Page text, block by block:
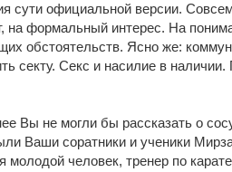
сути официальной версии.
на формальный интерес. На
обстоятельств. Ясно же:
секту. Секс и насилие в
Вы не могли бы рассказать о
Ваши соратники и ученики
молодой человек, тренер по